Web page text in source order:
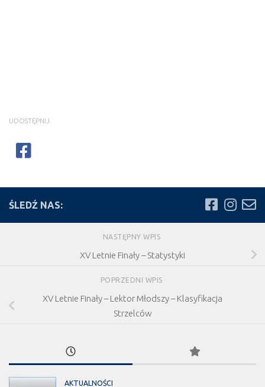
UDOSTĘPNIJ
ŚLEDŹ NAS:
NASTĘPNY WPIS
XV Letnie Finały – Statystyki
POPRZEDNI WPIS
XV Letnie Finały – Lektor Młodszy – Klasyfikacja
Strzelców
AKTUALNOŚCI